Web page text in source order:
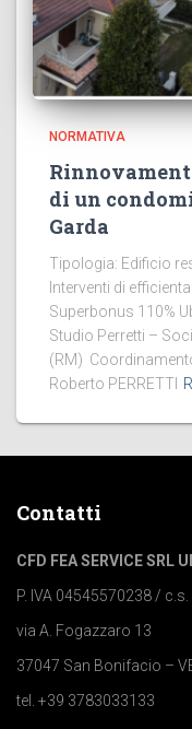
NORMATIVA
di un
Garda
Tipologia: Edificio
Interventi di
Superbonus 110%
Studio Perretti –
(RM)
Roberto PERRETTI
Contatti
CFD FEA SERVICE SRL
P. IVA 04545570238 / c.s.
via A. Fogazzaro 13
37047 San Bonifacio –
tel. +39 3783033133